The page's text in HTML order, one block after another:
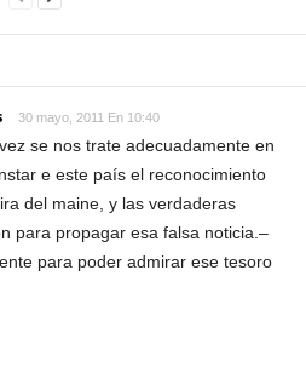
30 mayo, 2011 En 10:40
se nos trate adecuadamente en
e este país el reconocimiento
del maine, y las verdaderas
para propagar esa falsa noticia.–
para poder admirar ese tesoro